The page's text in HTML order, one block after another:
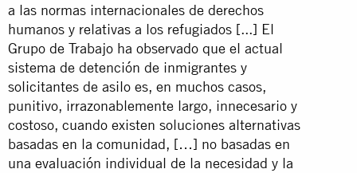
a las normas internacionales de derechos
humanos y relativas a los refugiados [...] El
Grupo de Trabajo ha observado que el actual
sistema de detención de inmigrantes y
solicitantes de asilo es, en muchos casos,
punitivo, irrazonablemente largo, innecesario y
costoso, cuando existen soluciones alternativas
basadas en la comunidad, […] no basadas en
una evaluación individual de la necesidad y la